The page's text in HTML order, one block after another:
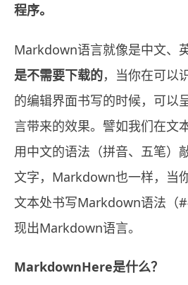
程序。
Markdown语言就像是中文、
是不需要下载的，当你在可以
的编辑界面书写的时候，可以
言带来的效果。譬如我们在文
用中文的语法（拼音、五笔）
文字，Markdown也一样，当
文本处书写Markdown语法（
现出Markdown语言。
MarkdownHere是什么？